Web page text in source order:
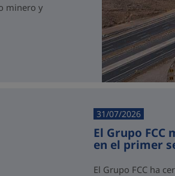
minero y
31/07/2026
El Grupo
en el primer
El Grupo FCC ha